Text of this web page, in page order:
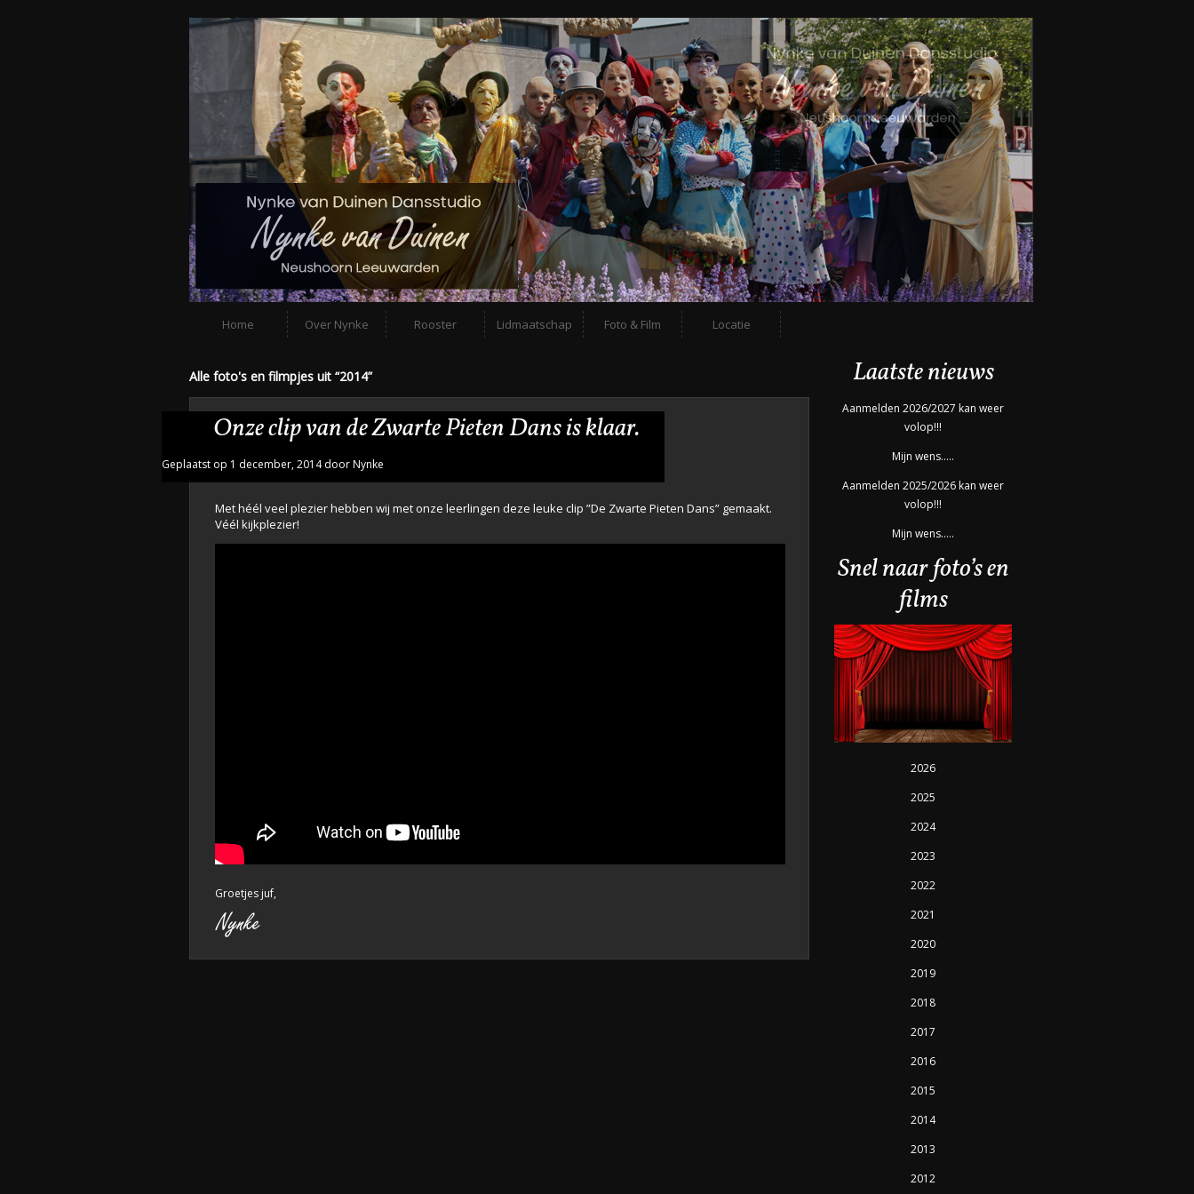
Home Over Nynke Rooster Lidmaatschap Foto & Film Locatie
Alle foto's en filmpjes uit “2014”
Onze clip van de Zwarte Pieten Dans is klaar.
Geplaatst op 1 december, 2014 door Nynke
Met héél veel plezier hebben wij met onze leerlingen deze leuke clip ”De Zwarte Pieten Dans” gemaakt.
Véél kijkplezier!
Groetjes juf,
Laatste nieuws
Aanmelden 2026/2027 kan weer
volop!!!
Mijn wens…..
Aanmelden 2025/2026 kan weer
volop!!!
Mijn wens…..
Snel naar foto’s en
films
2026
2025
2024
2023
2022
2021
2020
2019
2018
2017
2016
2015
2014
2013
2012